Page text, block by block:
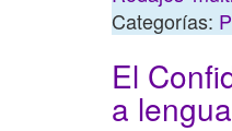
Categorías:
El
a